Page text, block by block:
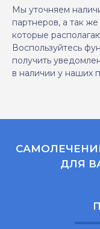
Мы уточняем
партнеров, а так
которые
Воспользуйтесь
получить
в наличии у наших
ДЛЯ